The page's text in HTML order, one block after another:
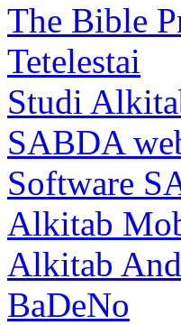
The Bible
Tetelestai
Studi
SABDA
Software
Alkitab
Alkitab
BaDeNo